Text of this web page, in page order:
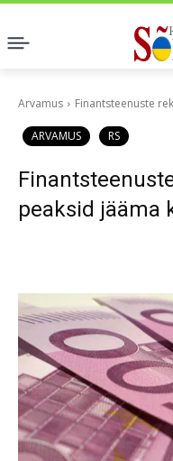
Arvamus Finantsteenuste
ARVAMUS RS
peaksid jääma